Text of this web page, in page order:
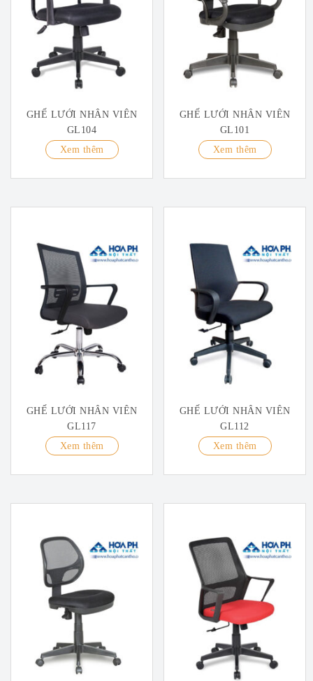
GHẾ LƯỚI NHÂN VIÊN
GL104
Xem thêm
GHẾ LƯỚI NHÂN VIÊN
GL101
Xem thêm
GHẾ LƯỚI NHÂN VIÊN
GL117
Xem thêm
GHẾ LƯỚI NHÂN VIÊN
GL112
Xem thêm